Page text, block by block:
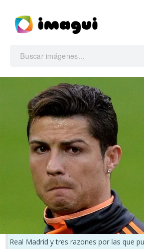
Real Madrid y tres razones por las que